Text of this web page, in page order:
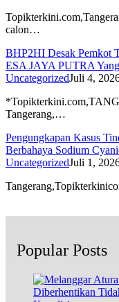
calon…
BHP2HI Desak Pemkot
ESA JAYA PUTRA
UncategorizedJuli 4,
Tangerang,…
Pengungkapan Kasus
Berbahaya Sodium
UncategorizedJuli 1,
Popular Posts